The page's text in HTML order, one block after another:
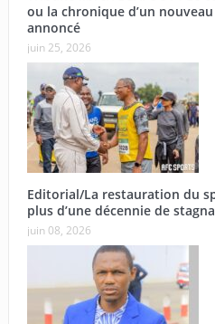
ou la chronique d’un
annoncé
juin 25, 2026
Editorial/La restauration du
plus d’une décennie de
juin 08, 2026